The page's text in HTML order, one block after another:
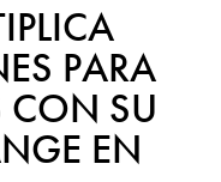
PARA
SU
EN